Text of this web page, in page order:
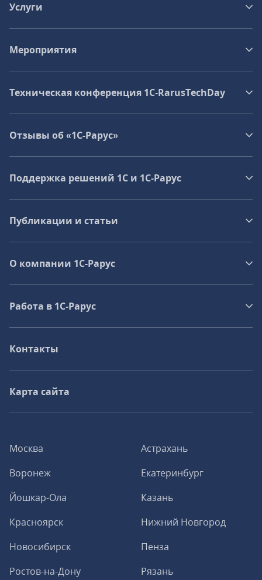
Москва
Астрахань
Воронеж
Екатеринбург
Йошкар-Ола
Казань
Красноярск
Нижний Новгород
Новосибирск
Пенза
Ростов-на-Дону
Рязань
Услуги
Мероприятия
Техническая конференция 1C‑RarusTechDay
Отзывы об «1С-Рарус»
Поддержка решений 1С и 1С‑Рарус
Публикации и статьи
О компании 1C-Рарус
Работа в 1С‑Рарус
Контакты
Карта сайта